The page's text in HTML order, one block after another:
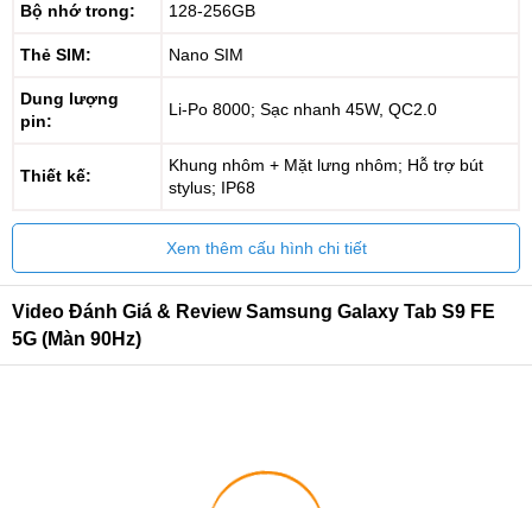
Bộ nhớ trong: 128-256GB
Thẻ SIM: Nano SIM
Dung lượng
pin:
Li-Po 8000; Sạc nhanh 45W, QC2.0
Thiết kế:
Khung nhôm + Mặt lưng nhôm; Hỗ trợ bút
stylus; IP68
Xem thêm cấu hình chi tiết
Video Đánh Giá & Review Samsung Galaxy Tab S9 FE
5G (màn 90Hz)